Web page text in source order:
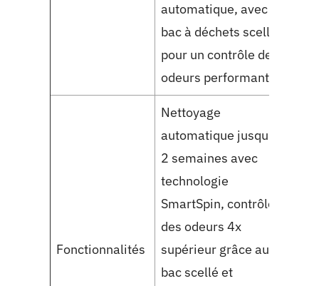
automatique, avec
bac à déchets scellé
pour un contrôle des
odeurs performant.
Fonctionnalités
Nettoyage
automatique jusqu’à
2 semaines avec
technologie
SmartSpin, contrôle
des odeurs 4x
supérieur grâce au
bac scellé et